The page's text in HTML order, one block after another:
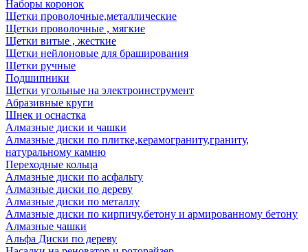
Наборы коронок
Щетки проволочные,металлические
Щетки проволочные , мягкие
Щетки витые , жесткие
Щетки нейлоновые для браширования
Щетки ручные
Подшипники
Щетки угольные на электроинструмент
Абразивные круги
Шнек и оснастка
Алмазные диски и чашки
Алмазные диски по плитке,керамограниту,граниту,
натуральному камню
Переходные кольца
Алмазные диски по асфальту
Алмазные диски по дереву
Алмазные диски по металлу
Алмазные диски по кирпичу,бетону и армированному бетону
Алмазные чашки
Альфа Диски по дереву